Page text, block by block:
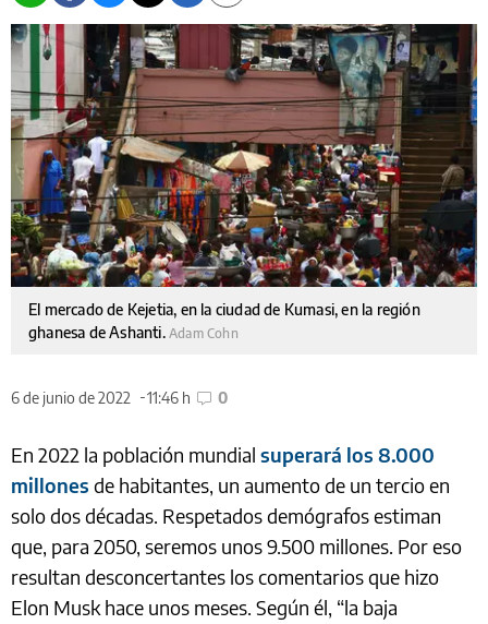
El mercado de Kejetia, en la ciudad de Kumasi, en la región
ghanesa de Ashanti. Adam Cohn
6 de junio de 2022 11:46 h 0
En 2022 la población mundial superará los 8.000
millones de habitantes, un aumento de un tercio en
solo dos décadas. Respetados demógrafos estiman
que, para 2050, seremos unos 9.500 millones. Por eso
resultan desconcertantes los comentarios que hizo
Elon Musk hace unos meses. Según él, “la baja